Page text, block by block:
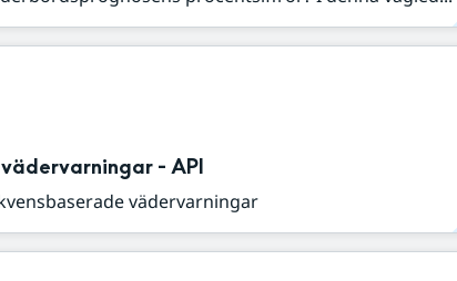
- API
vädervarningar